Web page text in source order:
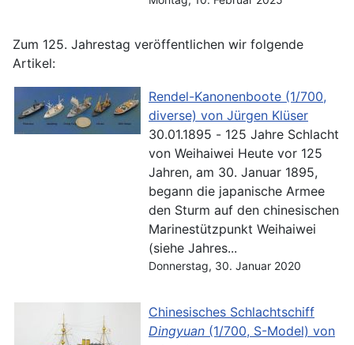
Zum 125. Jahrestag veröffentlichen wir folgende
Artikel:
Rendel-Kanonenboote (1/700,
diverse) von Jürgen Klüser
30.01.1895 - 125 Jahre Schlacht
von Weihaiwei Heute vor 125
Jahren, am 30. Januar 1895,
begann die japanische Armee
den Sturm auf den chinesischen
Marinestützpunkt Weihaiwei
(siehe Jahres...
Donnerstag, 30. Januar 2020
Chinesisches Schlachtschiff
Dingyuan (1/700, S-Model) von